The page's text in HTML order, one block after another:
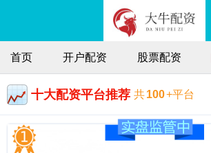
首页 开户配资 股票配资
十大配资平台推荐 共100+平台